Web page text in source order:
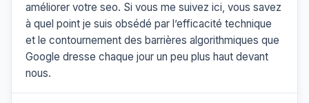
améliorer votre seo. Si vous me suivez ici, vous savez
à quel point je suis obsédé par l’efficacité technique
et le contournement des barrières algorithmiques que
Google dresse chaque jour un peu plus haut devant
nous.